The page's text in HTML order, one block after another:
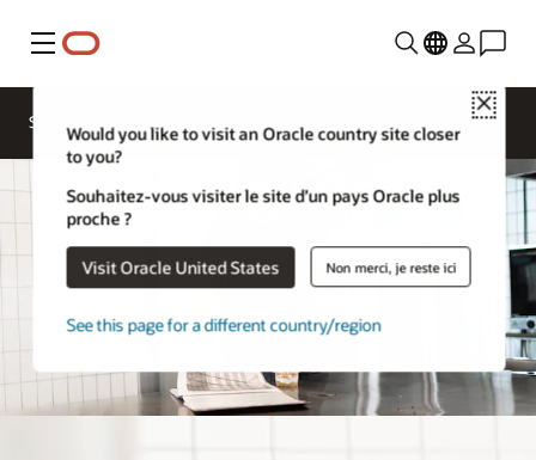
Menu
Close
Would you like to visit an Oracle country site closer
to you?
Souhaitez-vous visiter le site d’un pays Oracle plus
proche ?
Visit Oracle United States Non merci, je reste ici
See this page for a different country/region
Solutions pour les restaurants
Contacter
Oracle
Restaurants